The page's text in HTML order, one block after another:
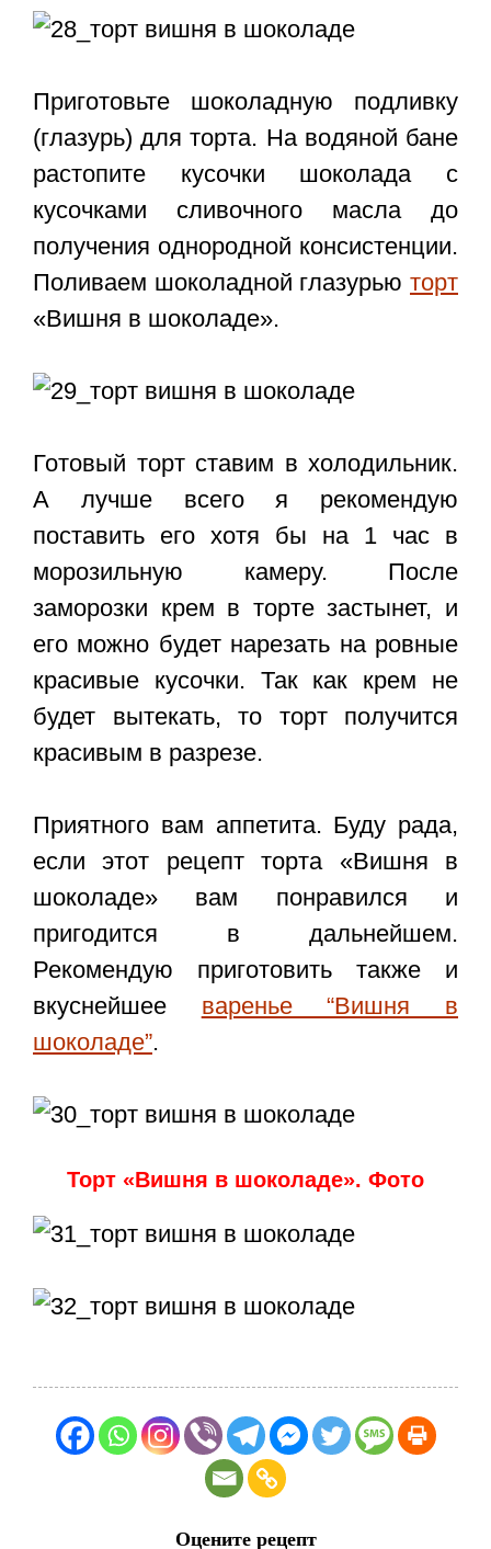
Приготовьте шоколадную подливку
(глазурь) для торта. На водяной бане
растопите кусочки шоколада с
кусочками сливочного масла до
получения однородной консистенции.
Поливаем шоколадной глазурью торт
«Вишня в шоколаде».
Готовый торт ставим в холодильник.
А лучше всего я рекомендую
поставить его хотя бы на 1 час в
морозильную камеру. После
заморозки крем в торте застынет, и
его можно будет нарезать на ровные
красивые кусочки. Так как крем не
будет вытекать, то торт получится
красивым в разрезе.
Приятного вам аппетита. Буду рада,
если этот рецепт торта «Вишня в
шоколаде» вам понравился и
пригодится в дальнейшем.
Рекомендую приготовить также и
вкуснейшее варенье “Вишня в
шоколаде”.
Торт «Вишня в шоколаде». Фото
Оцените рецепт